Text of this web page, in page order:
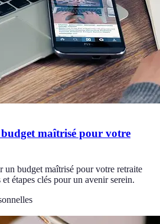
maîtrisé pour votre
un budget maîtrisé pour votre retraite
étapes clés pour un avenir serein.